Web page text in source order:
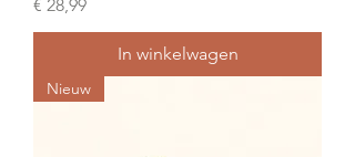
€ 28,99
In winkelwagen
Nieuw